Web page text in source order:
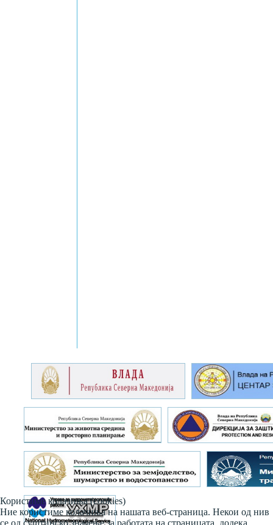
Користиме колачиња (cookies)
Ние користиме колачиња на нашата веб-страница. Некои од нив
се од суштинско значење за работата на страницата, додека